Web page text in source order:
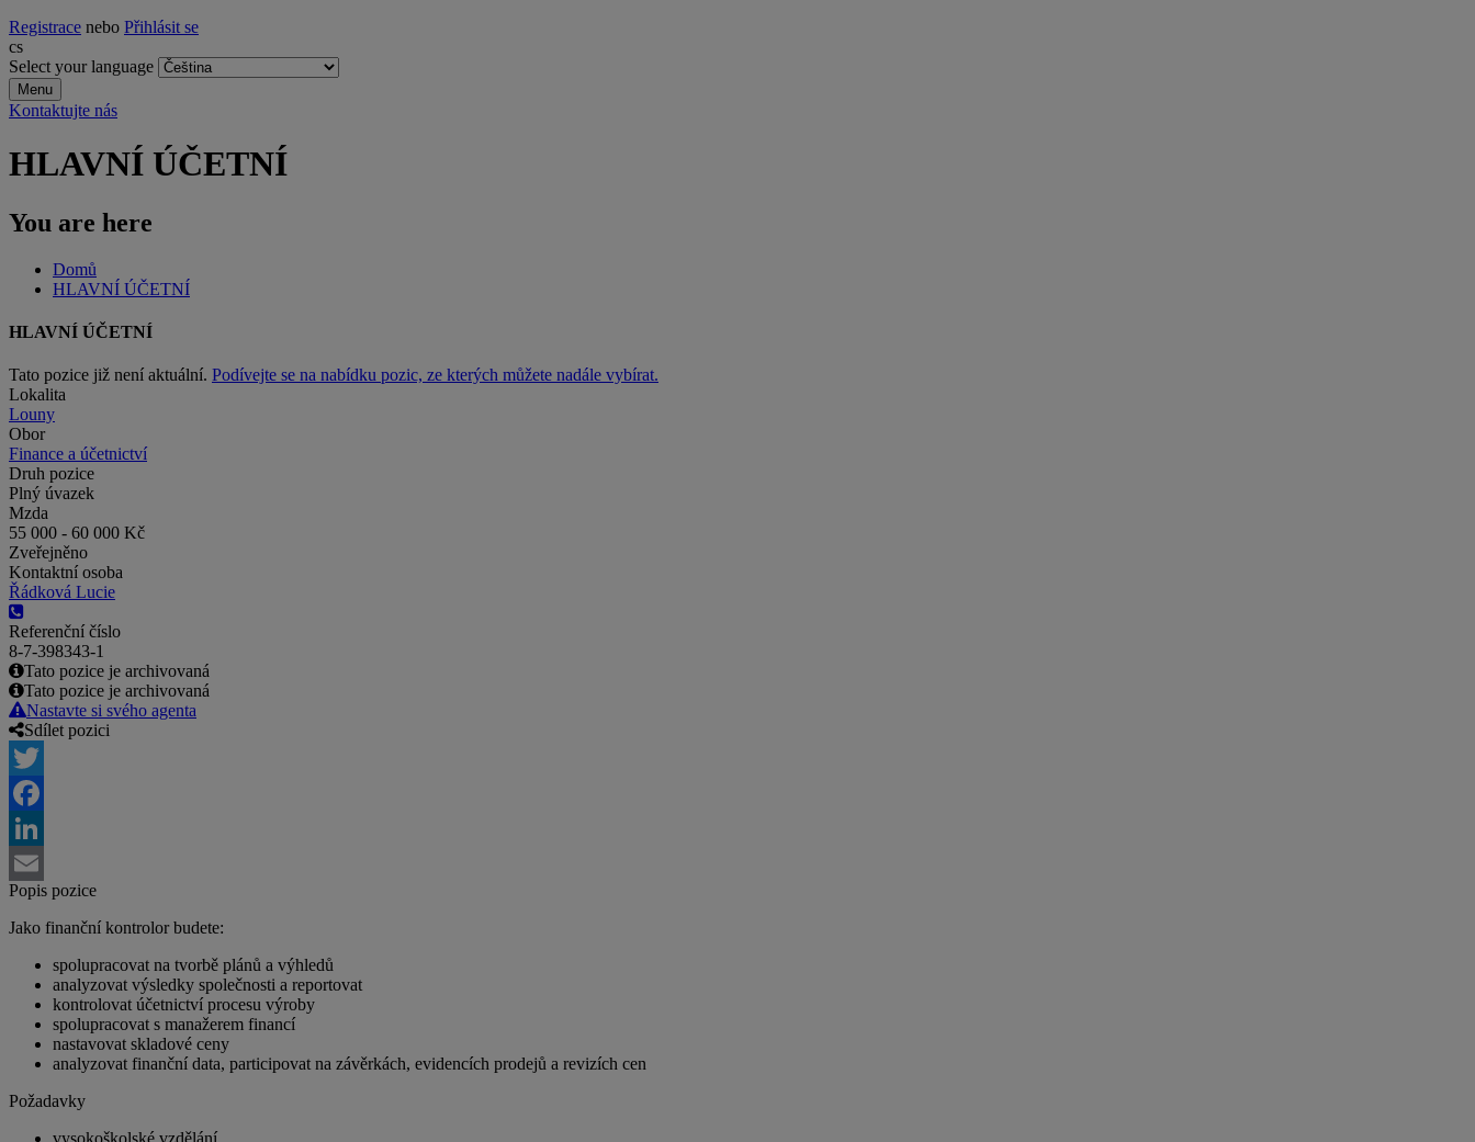
Registrace nebo Přihlásit se
cs
Select your language
Menu
Kontaktujte nás
HLAVNÍ ÚČETNÍ
You are here
Domů
HLAVNÍ ÚČETNÍ
HLAVNÍ ÚČETNÍ
Tato pozice již není aktuální. Podívejte se na nabídku pozic, ze kterých můžete nadále vybírat.
Lokalita
Louny
Obor
Finance a účetnictví
Druh pozice
Plný úvazek
Mzda
55 000 - 60 000 Kč
Zveřejněno
Kontaktní osoba
Řádková Lucie
Referenční číslo
8-7-398343-1
Tato pozice je archivovaná
Tato pozice je archivovaná
Nastavte si svého agenta
Sdílet pozici
Twitter
Facebook
LinkedIn
Email
Popis pozice
Jako finanční kontrolor budete:
spolupracovat na tvorbě plánů a výhledů
analyzovat výsledky společnosti a reportovat
kontrolovat účetnictví procesu výroby
spolupracovat s manažerem financí
nastavovat skladové ceny
analyzovat finanční data, participovat na závěrkách, evidencích prodejů a revizích cen
Požadavky